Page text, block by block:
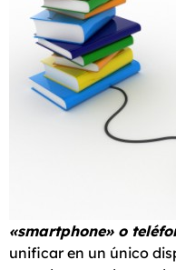
«smartphone» o
unificar en un único